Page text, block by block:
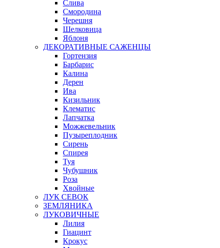
Слива
Смородина
Черешня
Шелковица
Яблоня
ДЕКОРАТИВНЫЕ САЖЕНЦЫ
Гортензия
Барбарис
Калина
Дерен
Ива
Кизильник
Клематис
Лапчатка
Можжевельник
Пузыреплодник
Сирень
Спирея
Туя
Чубушник
Роза
Хвойные
ЛУК СЕВОК
ЗЕМЛЯНИКА
ЛУКОВИЧНЫЕ
Лилия
Гиацинт
Крокус